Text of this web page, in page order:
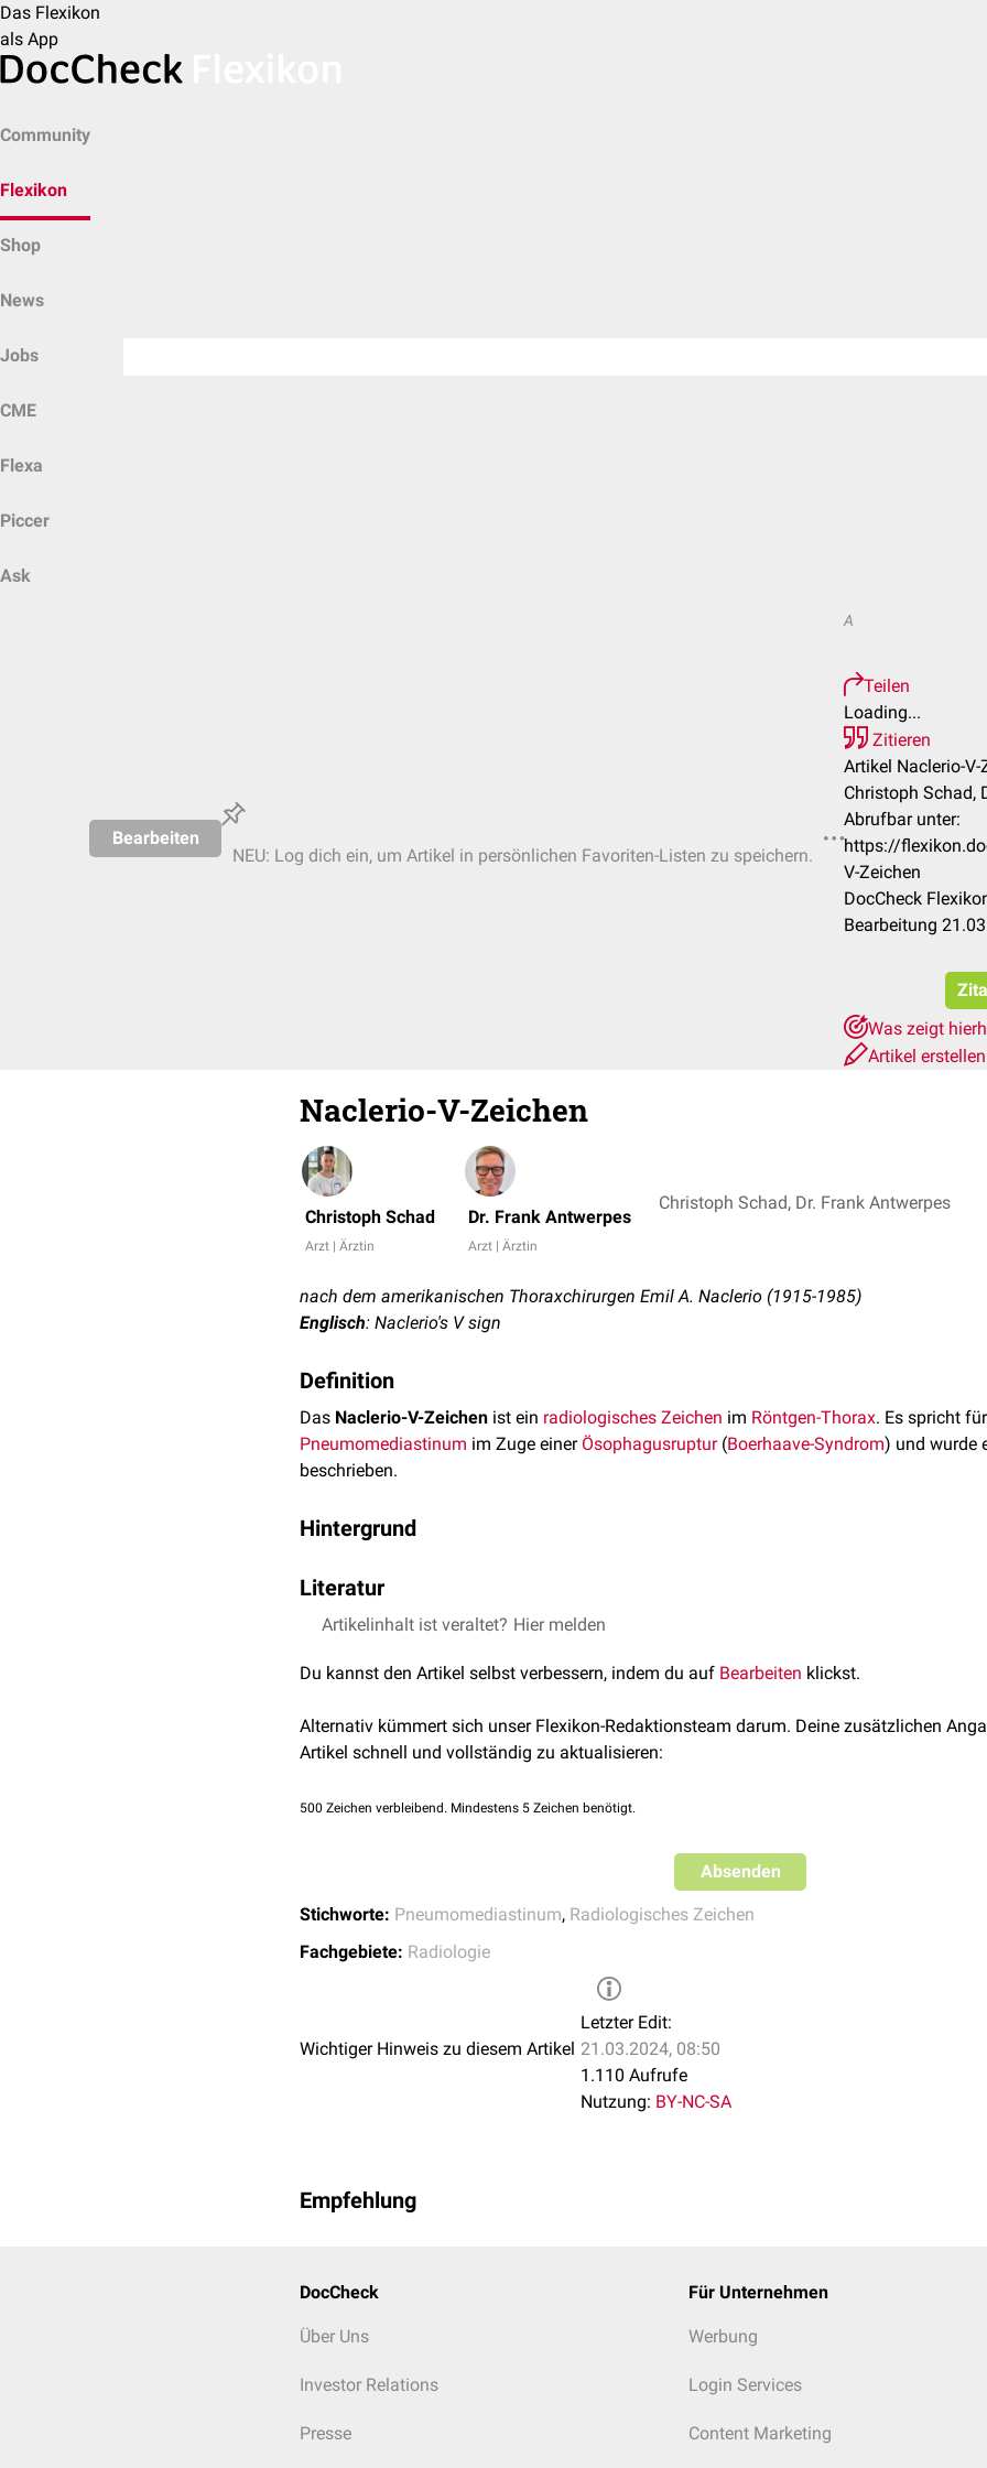
Das Flexikon
als App
Community
Flexikon
Shop
News
Jobs
CME
Flexa
Piccer
Ask
Bearbeiten
NEU: Log dich ein, um Artikel in persönlichen Favoriten-Listen zu speichern.
A
Teilen
Loading...
Zitieren
Artikel Naclerio-V-
Christoph Schad,
Abrufbar unter:
https://
V-Zeichen
DocCheck
Bearbeitung
Was zeigt
Artikel erstellen
Naclerio-V-Zeichen
Christoph Schad
Arzt | Ärztin
Dr. Frank Antwerpes
Arzt | Ärztin
Christoph Schad, Dr. Frank Antwerpes
nach dem amerikanischen Thoraxchirurgen Emil A. Naclerio (1915-1985)
Englisch: Naclerio's V sign
Definition
Das Naclerio-V-Zeichen ist ein radiologisches Zeichen im Röntgen-Thorax. Es spricht
Pneumomediastinum im Zuge einer Ösophagusruptur(Boerhaave-Syndrom) und wurde
beschrieben.
Hintergrund
linkeninferolateralen
Pleuraund demmedialenlinken Hemidiaphragma gebildet.
Literatur
Wintermark M. et al., Radiology of Blunt Trauma of the Chest, 2012, Deutschland,
, Radiology, 2007, 245 (1): 296-7
Artikelinhalt ist veraltet? Hier melden
Du kannst den Artikel selbst verbessern, indem du auf Bearbeiten klickst.
Alternativ kümmert sich unser Flexikon-Redaktionsteam darum. Deine zusätzlichen
Artikel schnell und vollständig zu aktualisieren:
500 Zeichen verbleibend. Mindestens 5 Zeichen benötigt.
Absenden
Stichworte: Pneumomediastinum, Radiologisches Zeichen
Fachgebiete: Radiologie
Wichtiger Hinweis zu diesem Artikel
Letzter Edit:
21.03.2024, 08:50
1.110 Aufrufe
Nutzung: BY-NC-SA
Empfehlung
DocCheck
Über Uns
Investor Relations
Presse
Für Unternehmen
Werbung
Login Services
Content Marketing